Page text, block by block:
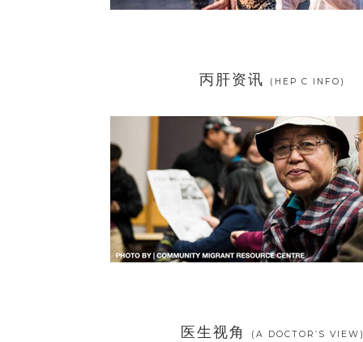
丙肝资讯 (HEP C INFO)
医生视角 (A DOCTOR’S